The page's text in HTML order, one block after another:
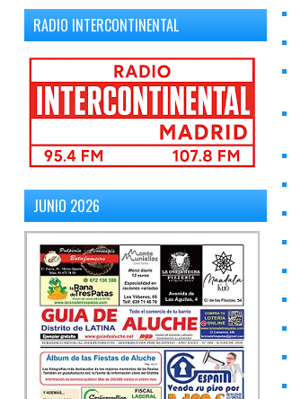
RADIO INTERCONTINENTAL
JUNIO 2026